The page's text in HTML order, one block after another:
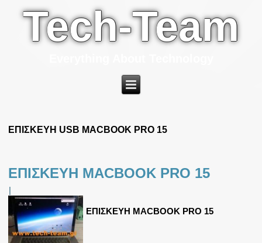
Tech-Team
ΕΠΙΣΚΕΥΗ USB MACBOOK PRO 15
ΕΠΙΣΚΕΥΗ MACBOOK PRO 15
|
ΕΠΙΣΚΕΥΗ MACBOOK PRO 15